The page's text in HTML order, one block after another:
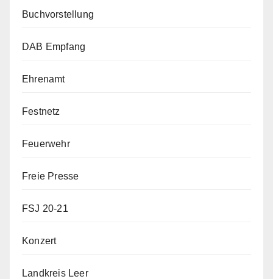
Buchvorstellung
DAB Empfang
Ehrenamt
Festnetz
Feuerwehr
Freie Presse
FSJ 20-21
Konzert
Landkreis Leer